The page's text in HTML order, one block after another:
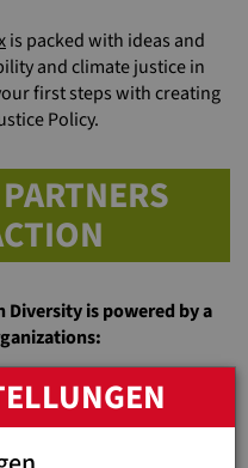
is packed with ideas and
and climate justice in
first steps with creating
Policy.
is powered by a
out at www.neo-
Association (Italy) - Visit